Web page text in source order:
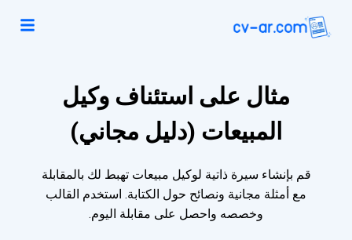
مثال على استئناف وكيل
المبيعات (دليل مجاني)
قم بإنشاء سيرة ذاتية لوكيل مبيعات تهبط لك بالمقابلة
مع أمثلة مجانية ونصائح حول الكتابة. استخدم القالب
وخصصه واحصل على مقابلة اليوم.